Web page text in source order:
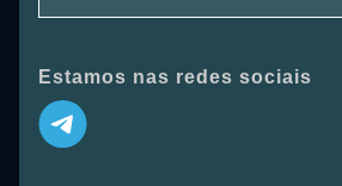
Estamos nas redes sociais